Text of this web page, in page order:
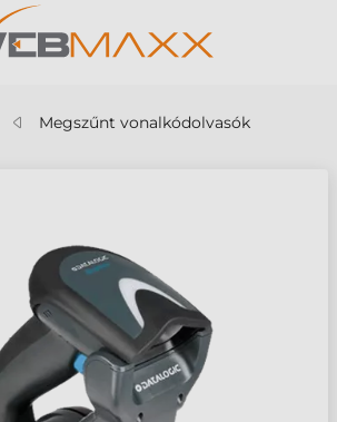
Megszűnt vonalkódolvasók